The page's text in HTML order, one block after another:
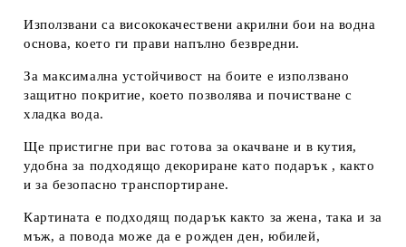
Използвани са висококачествени акрилни бои на водна
основа, което ги прави напълно безвредни.
За максимална устойчивост на боите е използвано
защитно покритие, което позволява и почистване с
хладка вода.
Ще пристигне при вас готова за окачване и в кутия,
удобна за подходящо декориране като подарък , както
и за безопасно транспортиране.
Картината е подходящ подарък както за жена, така и за
мъж, а повода може да е рожден ден, юбилей,